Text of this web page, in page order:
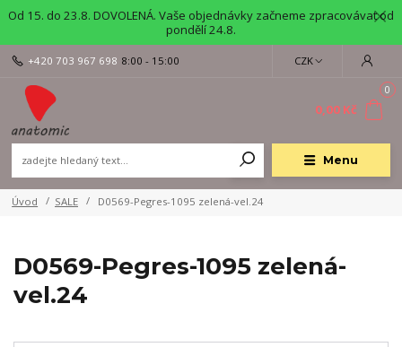
Od 15. do 23.8. DOVOLENÁ. Vaše objednávky začneme zpracovávat od
pondělí 24.8.
Menu
CZK
+420 703 967 698 8:00 - 15:00
0
0,00 Kč
Úvod SALE D0569-Pegres-1095 zelená-vel.24
D0569-Pegres-1095 zelená-
vel.24